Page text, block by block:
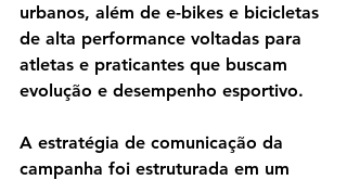
urbanos, além de e-bikes e bicicletas
de alta performance voltadas para
atletas e praticantes que buscam
evolução e desempenho esportivo.
A estratégia de comunicação da
campanha foi estruturada em um